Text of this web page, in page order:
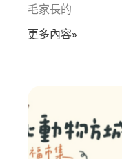
毛家長的
更多內容»